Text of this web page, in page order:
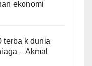
ekonomi
terbaik dunia
– Akmal